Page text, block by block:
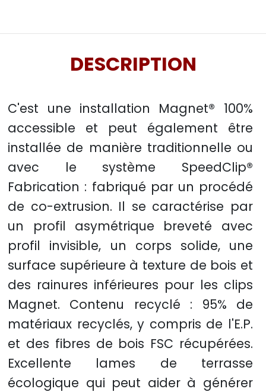
DESCRIPTION
C'est une installation Magnet® 100%
accessible et peut également être
installée de manière traditionnelle ou
avec le système SpeedClip®
Fabrication : fabriqué par un procédé
de co-extrusion. Il se caractérise par
un profil asymétrique breveté avec
profil invisible, un corps solide, une
surface supérieure à texture de bois et
des rainures inférieures pour les clips
Magnet. Contenu recyclé : 95% de
matériaux recyclés, y compris de l'E.P.
et des fibres de bois FSC récupérées.
Excellente lames de terrasse
écologique qui peut aider à générer